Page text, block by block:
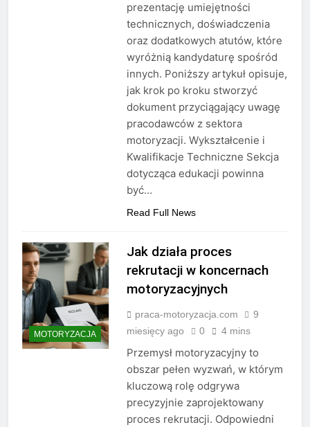
prezentację umiejętności
technicznych, doświadczenia
oraz dodatkowych atutów, które
wyróżnią kandydaturę spośród
innych. Poniższy artykuł opisuje,
jak krok po kroku stworzyć
dokument przyciągający uwagę
pracodawców z sektora
motoryzacji. Wykształcenie i
Kwalifikacje Techniczne Sekcja
dotycząca edukacji powinna
być…
Read Full News
MOTORYZACJA
Jak działa proces
rekrutacji w koncernach
motoryzacyjnych
praca-motoryzacja.com
9
miesięcy ago
0 4 mins
Przemysł motoryzacyjny to
obszar pełen wyzwań, w którym
kluczową rolę odgrywa
precyzyjnie zaprojektowany
proces rekrutacji. Odpowiedni